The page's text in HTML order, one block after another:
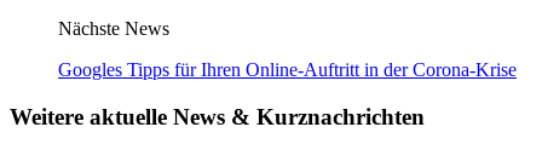
Nächste News
Googles Tipps für Ihren Online-Auftritt in der Corona-Krise
Weitere aktuelle News & Kurznachrichten